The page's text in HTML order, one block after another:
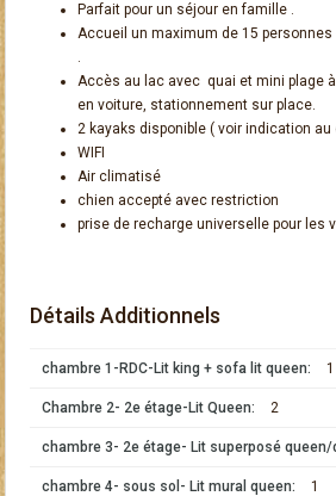
Parfait pour un séjour en famille .
Accueil un maximum de 15
.
Accès au lac avec quai et mini plage
en voiture, stationnement sur place.
2 kayaks disponible ( voir indication au
WIFI
Air climatisé
chien accepté avec restriction
prise de recharge universelle pour les
Détails Additionnels
chambre 1-RDC-Lit king + sofa lit queen: 1
Chambre 2- 2e étage-Lit Queen: 2
chambre 3- 2e étage- Lit superposé queen/
chambre 4- sous sol- Lit mural queen: 1